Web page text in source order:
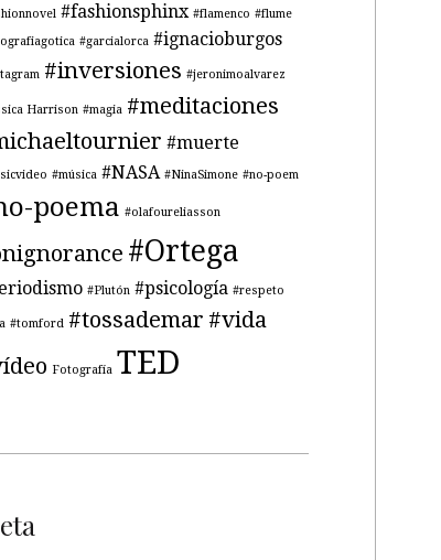
#fashionsphinx #flamenco #flume
#garcialorca #ignacioburgos
#inversiones #jeronimoalvarez
Harrison #magia #meditaciones
#muerte
#música #NASA #NinaSimone #no-poem
poema #olafoureliasson
#Ortega
#Plutón #psicología #respeto
#tomford #tossademar #vida
Fotografía TED